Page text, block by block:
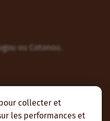
collecter et
les performances et
ou Cotonou.
à nos flux RSS et nous